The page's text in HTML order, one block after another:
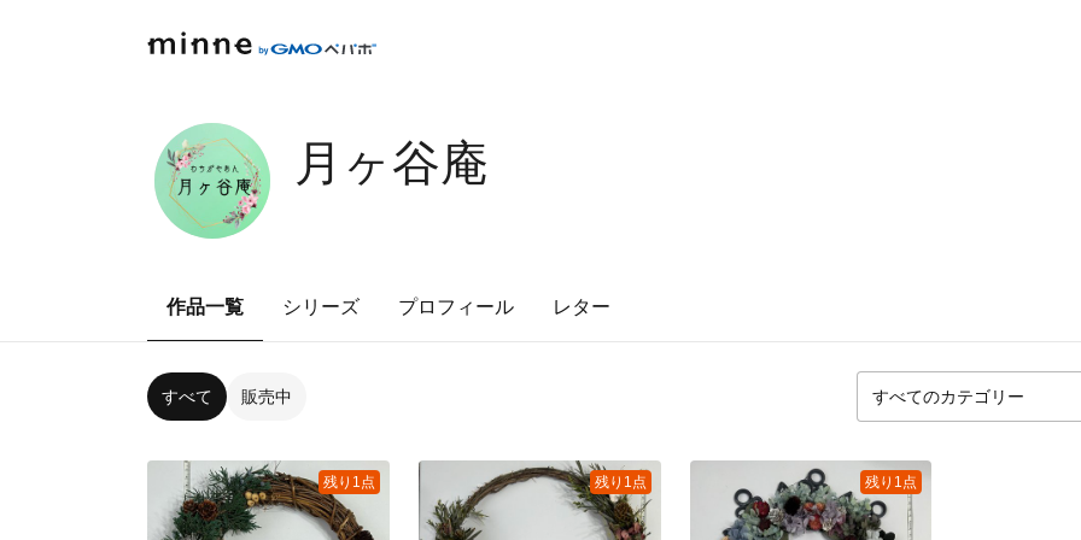
月ヶ谷庵
作品一覧 シリーズ プロフィール レター
すべて 販売中
残り1点 残り1点 残り1点